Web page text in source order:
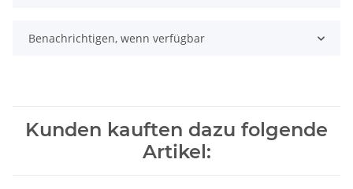
Benachrichtigen, wenn verfügbar
Kunden kauften dazu folgende
Artikel: